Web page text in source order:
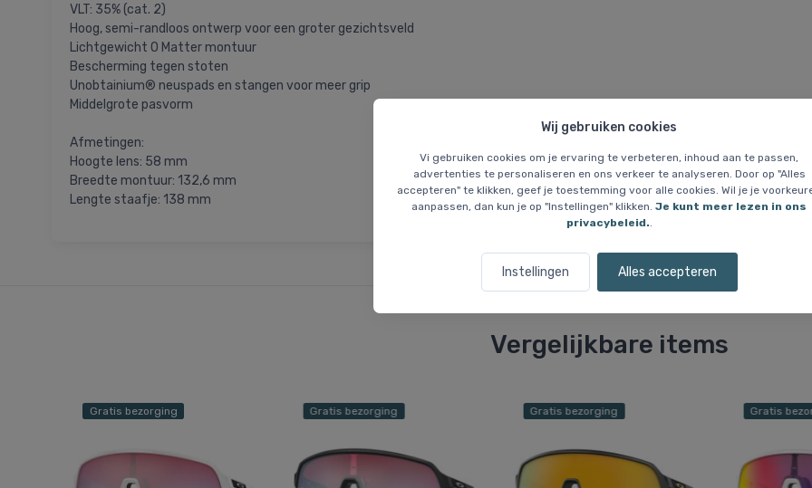
Wij gebruiken cookies
Vi gebruiken cookies om je ervaring te verbeteren, inhoud aan te passen,
advertenties te personaliseren en ons verkeer te analyseren. Door op "Alles
accepteren" te klikken, geef je toestemming voor alle cookies. Wil je je
aanpassen, dan kun je op "Instellingen" klikken. Je kunt meer lezen in ons
privacybeleid.
Instellingen Alles accepteren
VLT: 35% (cat. 2)
Hoog, semi-randloos ontwerp voor een groter gezichtsveld
Lichtgewicht O Matter montuur
Bescherming tegen stoten
Unobtainium® neuspads en stangen voor meer grip
Middelgrote pasvorm
Afmetingen:
Hoogte lens: 58 mm
Breedte montuur: 132,6 mm
Lengte staafje: 138 mm
Vergelijkbare items
Gratis bezorging Gratis bezorging Gratis bezorging Gratis